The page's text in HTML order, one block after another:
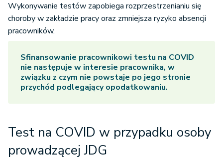
Wykonywanie testów zapobiega rozprzestrzenianiu się
choroby w zakładzie pracy oraz zmniejsza ryzyko absencji
pracowników.
Sfinansowanie pracownikowi testu na COVID
nie następuje w interesie pracownika, w
związku z czym nie powstaje po jego stronie
przychód podlegający opodatkowaniu.
Test na COVID w przypadku osoby
prowadzącej JDG